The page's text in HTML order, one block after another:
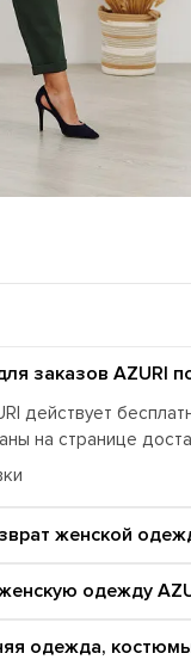
заказов AZURI
действует
на странице
женской
одежду
одежда,